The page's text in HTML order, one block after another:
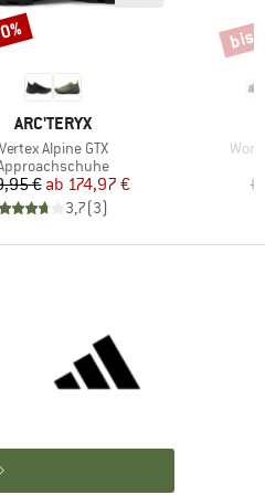
MARKE
ARC'TERYX
Artikel
Vertex Alpine GTX
Preis
€ reduzierter Preis
ab 174,97 €
3,7(3)
bis